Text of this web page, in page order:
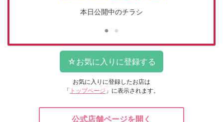
本日公開中のチラシ
お気に入りに登録したお店は
「 トップページ 」に表示されます。
公式店舗ページを開く